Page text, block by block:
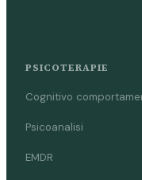
PSICOTERAPIE
Cognitivo
Psicoanalisi
EMDR